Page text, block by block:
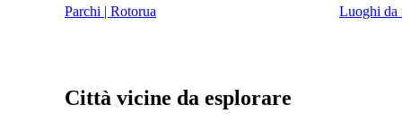
Parchi | Rotorua Luoghi da
Città vicine da esplorare